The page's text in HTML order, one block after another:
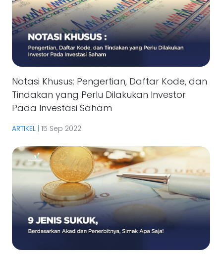
Notasi Khusus: Pengertian, Daftar Kode, dan
Tindakan yang Perlu Dilakukan Investor
Pada Investasi Saham
ARTIKEL | 15 Sep 2022